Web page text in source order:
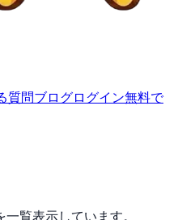
質問ブログログイン無料で
覧表示しています。